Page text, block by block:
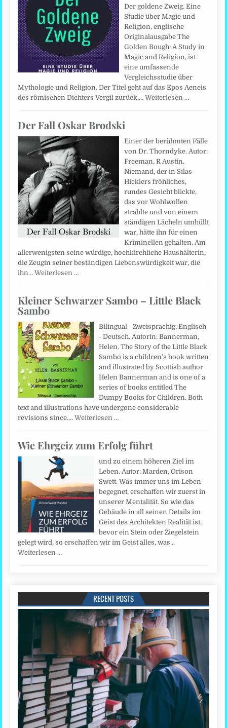
Der goldene Zweig. Eine
Studie über Magie und
Religion, englische
Originalausgabe The
Golden Bough: A Study in
Magic and Religion, ist
eine umfassende
Vergleichsstudie über
Mythologie und Religion. Der Titel geht auf das Epos Aeneis
des römischen Dichters Vergil zurück,…Weiterlesen …
Der Fall Oskar Brodski
Einer der berühmten Fälle
von Dr. Thorndyke. Autor:
Freeman, R Austin.
Niemand, der in Silas
Hicklers fröhliches,
rundes Gesicht blickte,
das vor Wohlwollen
strahlte und von einem
ständigen Lächeln umhüllt
war, hätte ihn für einen
Kriminellen gehalten. Am
allerwenigsten seine würdige, hochkirchliche Haushälterin,
die Zeugin seiner beständigen Liebenswürdigkeit war, die
ihn…Weiterlesen …
Kleiner Schwarzer Sambo – Little Black
Sambo
Bilingual - Zweisprachig: Englisch
- Deutsch. Autorin: Bannerman,
Helen. The Story of the Little Black
Sambo is a children's book written
and illustrated by Scottish author
Helen Bannerman and is one of a
series of books entitled The
Dumpy Books for Children. Both
text and illustrations have undergone considerable
revisions since.…Weiterlesen …
Wie Ehrgeiz zum Erfolg führt
und zu einem höheren Ziel im
Leben. Autor: Marden, Orison
Swett. Was immer uns im Leben
begegnet, erschaffen wir zuerst in
unserer Mentalität. So wie das
Gebäude in all seinen Details im
Geist des Architekten Realität ist,
bevor ein Stein oder Ziegelstein
gelegt wird, so erschaffen wir im Geist alles, was…
Weiterlesen …
RECENT POSTS